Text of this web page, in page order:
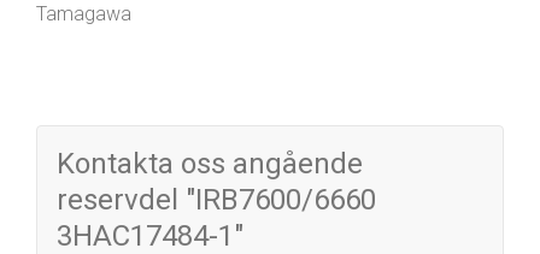
Tamagawa
Kontakta oss angående
reservdel "IRB7600/6660
3HAC17484-1"